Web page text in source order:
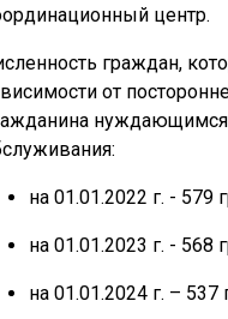
центр.
граждан,
от
на 01.01.2022 г. - 579
на 01.01.2023 г. - 568
на 01.01.2024 г. –